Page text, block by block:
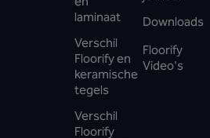
laminaat
Verschil
Floorify en
keramische
tegels
Verschil
Floorify
Downloads
Floorify
Video's